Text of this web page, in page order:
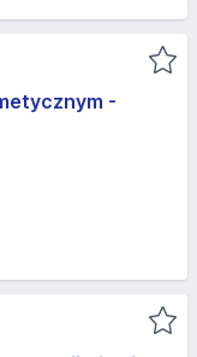
-